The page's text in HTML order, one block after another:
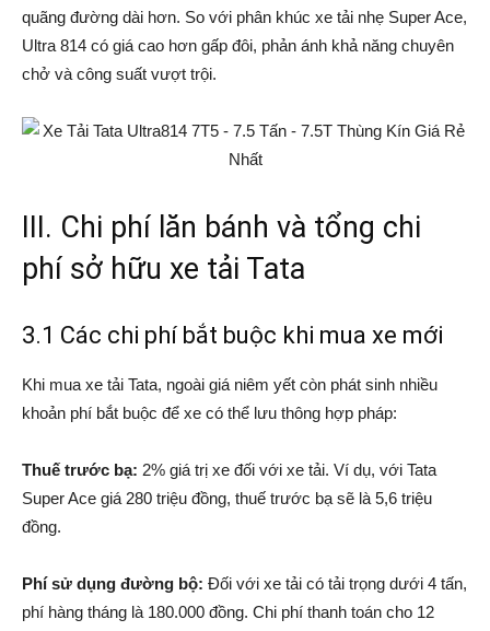
quãng đường dài hơn. So với phân khúc xe tải nhẹ Super Ace,
Ultra 814 có giá cao hơn gấp đôi, phản ánh khả năng chuyên
chở và công suất vượt trội.
III. Chi phí lăn bánh và tổng chi
phí sở hữu xe tải Tata
3.1 Các chi phí bắt buộc khi mua xe mới
Khi mua xe tải Tata, ngoài giá niêm yết còn phát sinh nhiều
khoản phí bắt buộc để xe có thể lưu thông hợp pháp:
Thuế trước bạ: 2% giá trị xe đối với xe tải. Ví dụ, với Tata
Super Ace giá 280 triệu đồng, thuế trước bạ sẽ là 5,6 triệu
đồng.
Phí sử dụng đường bộ: Đối với xe tải có tải trọng dưới 4 tấn,
phí hàng tháng là 180.000 đồng. Chi phí thanh toán cho 12